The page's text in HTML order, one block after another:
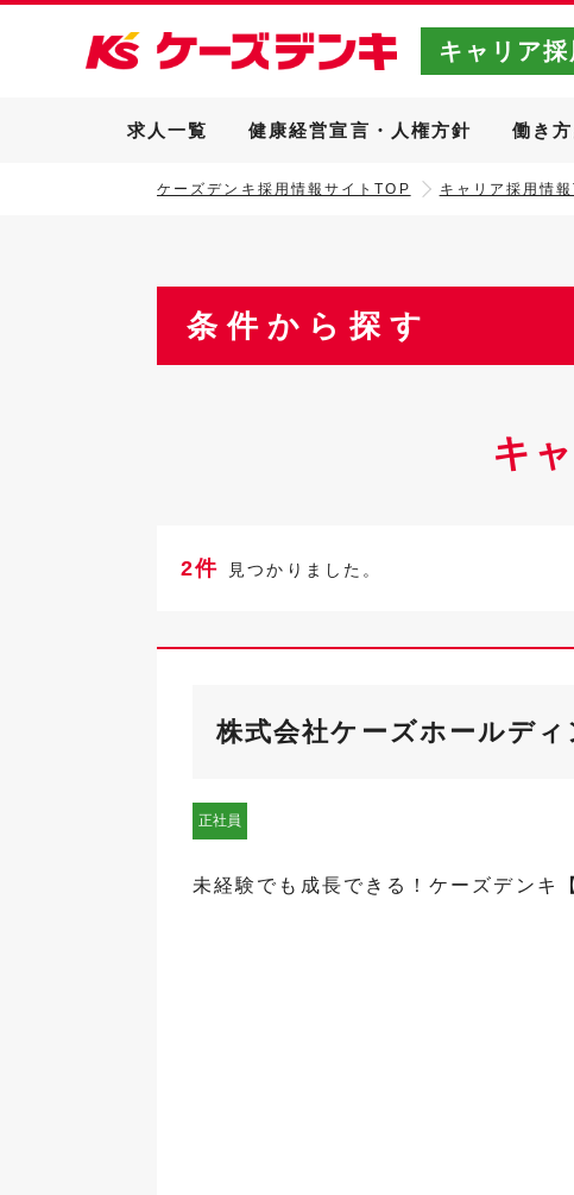
キャリア採
求人一覧 健康経営宣言・人権方針 働き
ケーズデンキ採用情報サイトTOP キャリア採用情
条件から探す
キ
2件 見つかりました。
株式会社ケーズホールディ
正社員
未経験でも成長できる！ケーズデンキ